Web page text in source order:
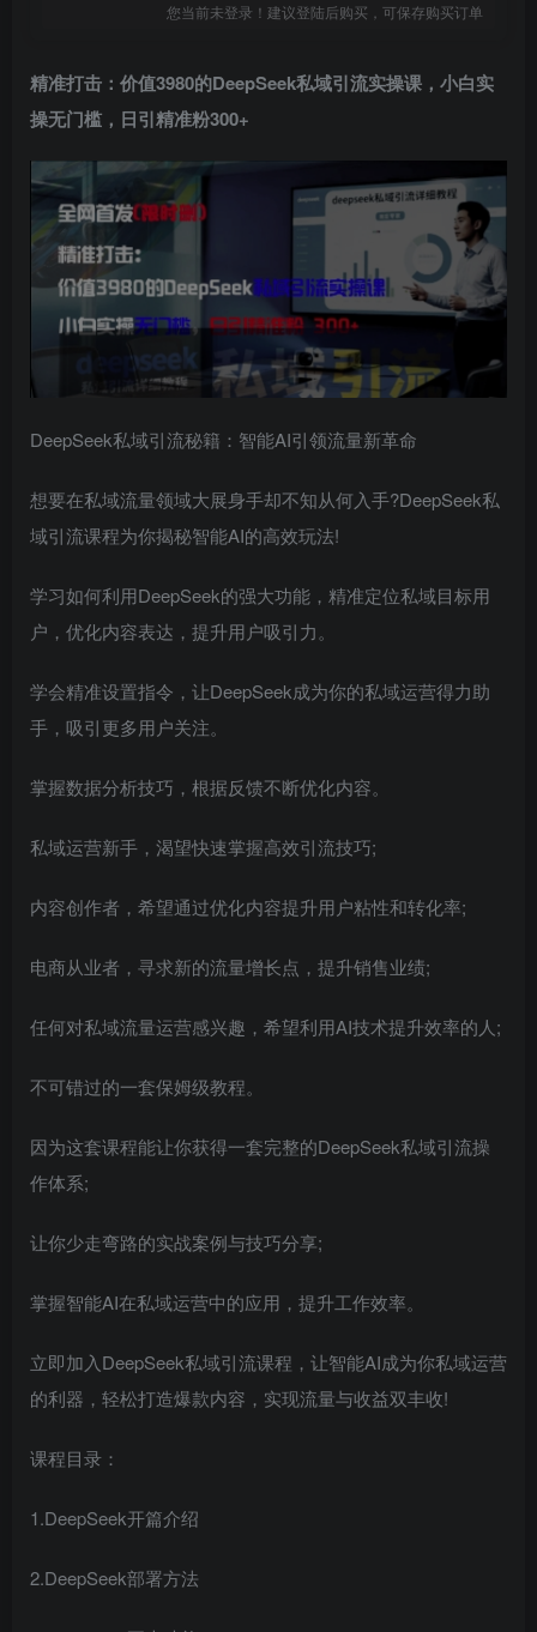
您当前未登录！建议登陆后购买，可保存购买订单
精准打击：价值3980的DeepSeek私域引流实操课 ，小白实
操无门槛，日引精准粉300+
DeepSeek私域引流秘籍：智能AI引领流量新革命
想要在私域流量领域大展身手却不知从何入手?DeepSeek私
域引流课程为你揭秘智能AI的高效玩法!
学习如何利用DeepSeek的强大功能，精准定位私域目标用
户，优化内容表达，提升用户吸引力。
学会精准设置指令，让DeepSeek成为你的私域运营得力助
手，吸引更多用户关注。
掌握数据分析技巧，根据反馈不断优化内容。
私域运营新手，渴望快速掌握高效引流技巧;
内容创作者，希望通过优化内容提升用户粘性和转化率;
电商从业者，寻求新的流量增长点，提升销售业绩;
任何对私域流量运营感兴趣，希望利用AI技术提升效率的人;
不可错过的一套保姆级教程。
因为这套课程能让你获得一套完整的DeepSeek私域引流操
作体系;
让你少走弯路的实战案例与技巧分享;
掌握智能AI在私域运营中的应用，提升工作效率。
立即加入DeepSeek私域引流课程，让智能AI成为你私域运营
的利器，轻松打造爆款内容，实现流量与收益双丰收!
课程目录：
1.DeepSeek开篇介绍
2.DeepSeek部署方法